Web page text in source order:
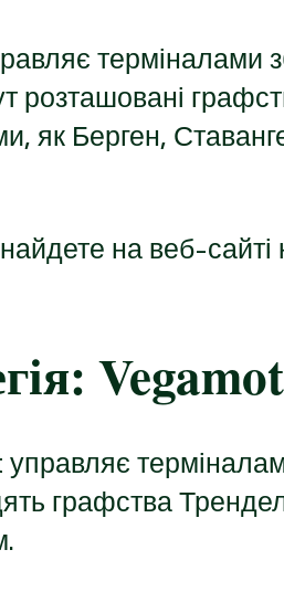
терміналами
розташовані
як Берген,
на веб-сайті
Vegamot
графства